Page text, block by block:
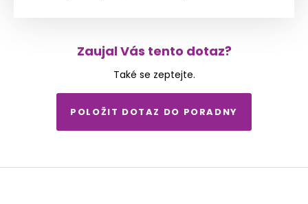
Zaujal Vás tento dotaz?
Také se zeptejte.
POLOŽIT DOTAZ DO PORADNY